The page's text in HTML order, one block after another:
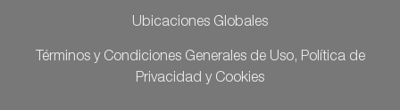
Ubicaciones Globales
Términos y Condiciones Generales de Uso, Política de
Privacidad y Cookies